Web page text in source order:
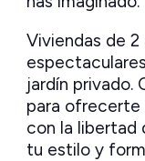
Viviendas de
jardín privado.
para ofrecerte
con la libertad
tu estilo y